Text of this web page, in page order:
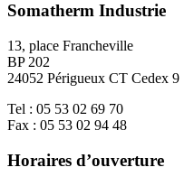
Somatherm Industrie
13, place Francheville
BP 202
24052 Périgueux CT Cedex 9
Tel : 05 53 02 69 70
Fax : 05 53 02 94 48
Horaires d’ouverture